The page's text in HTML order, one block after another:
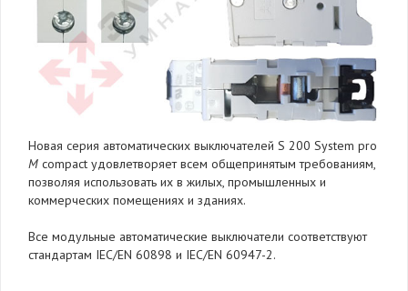
Новая серия автоматических выключателей S 200 System pro
M compact удовлетворяет всем общепринятым требованиям,
позволяя использовать их в жилых, промышленных и
коммерческих помещениях и зданиях.
Все модульные автоматические выключатели соответствуют
стандартам IEC/EN 60898 и IEC/EN 60947-2.